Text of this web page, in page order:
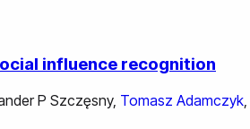
influence recognition
P Szczęsny, Tomasz Adamczyk